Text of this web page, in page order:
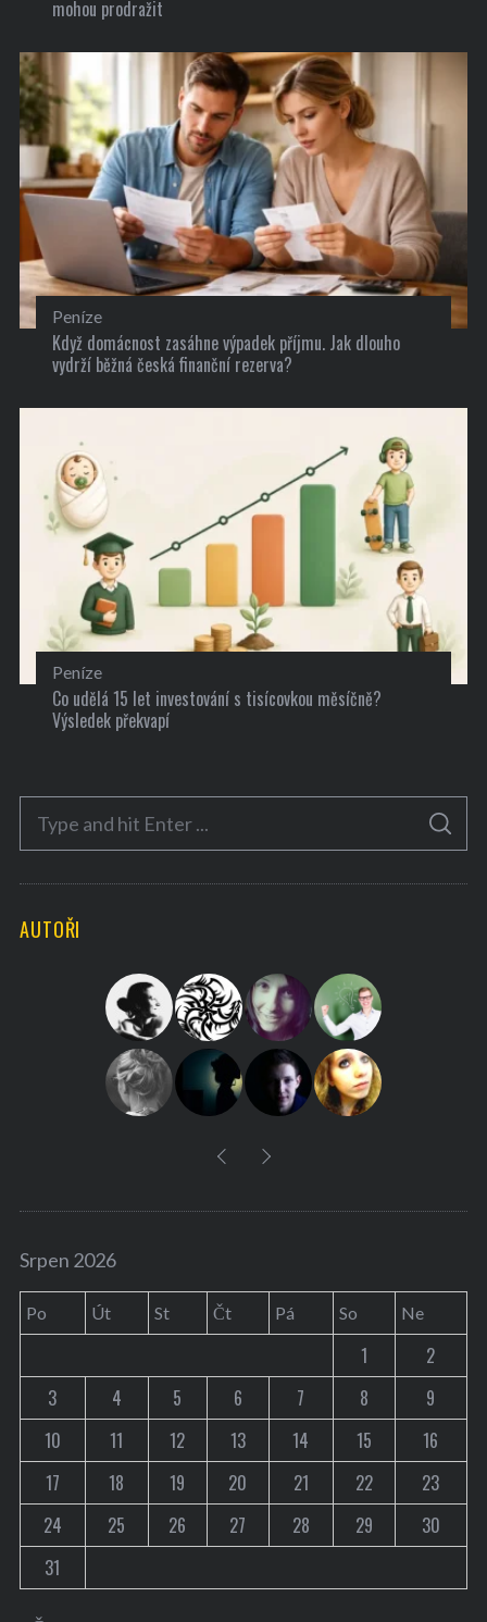
mohou prodražit
Peníze
Když domácnost zasáhne výpadek příjmu. Jak dlouho
vydrží běžná česká finanční rezerva?
Peníze
Co udělá 15 let investování s tisícovkou měsíčně?
Výsledek překvapí
c
S
A
C
AUTOŘI
Srpen 2026
Po Út St Čt Pá So Ne
1
2
3
4 5 6 7 8
9
10
11 12 13 14 15
16
17
18 19 20 21 22
23
24
25 26 27 28 29
30
31